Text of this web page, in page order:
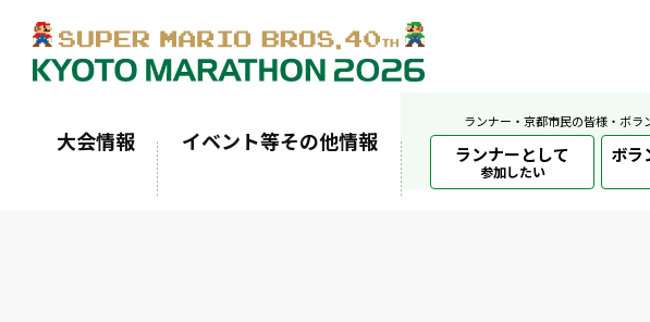
大会情報 イベント等その他情報
ランナー・京都市民の皆様・ボ
ランナーとして
参加したい
ボラ